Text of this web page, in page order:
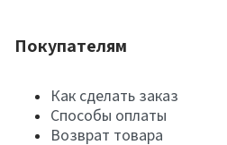
Покупателям
Как сделать заказ
Способы оплаты
Возврат товара